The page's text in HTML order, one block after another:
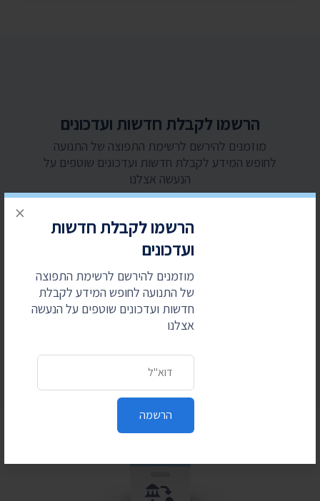
הרשמו לקבלת חדשות
ועדכונים
מוזמנים להירשם לרשימת התפוצה
של התנועה לחופש המידע לקבלת
חדשות ועדכונים שוטפים על הנעשה
אצלנו
הרשמה
×
הרשמו לקבלת חדשות ועדכונים
מוזמנים להירשם לרשימת התפוצה של התנועה
לחופש המידע לקבלת חדשות ועדכונים שוטפים על
הנעשה אצלנו
הרשמה